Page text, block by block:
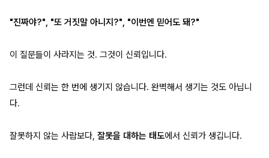
"진짜야?", "또 거짓말 아니지?", "이번엔 믿어도 돼?"
이 질문들이 사라지는 것. 그것이 신뢰입니다.
그런데 신뢰는 한 번에 생기지 않습니다. 완벽해서 생기는 것도 아닙니
다.
잘못하지 않는 사람보다, 잘못을 대하는 태도에서 신뢰가 생깁니다.